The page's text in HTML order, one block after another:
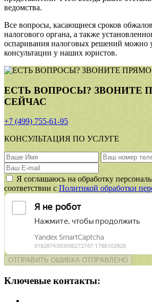
ведомства.
Все вопросы, касающиеся сроков
налогового органа, а также
оспаривания налоговых решений можно
консультации у наших юристов.
ЕСТЬ ВОПРОСЫ? ЗВОНИТЕ
СЕЙЧАС
+7 (499) 755-61-95
КОНСУЛЬТАЦИЯ ПО УСЛУГЕ
Я соглашаюсь на обработку
соответствии с Политикой обработки
ОТПРАВИТЬ ОШИБКА ОТПРАВЛЕНО
Ключевые контакты: